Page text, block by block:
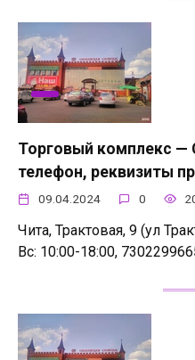
Торговый комплекс —
телефон, реквизиты
09.04.2024 0
Чита, Трактовая, 9 (ул
Вс: 10:00-18:00,